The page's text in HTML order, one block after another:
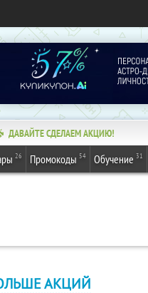
ДАВАЙТЕ СДЕЛАЕМ АКЦИЮ!
26 Промокоды 54 Обучение 31
АКЦИЙ